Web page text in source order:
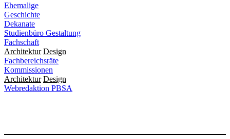
Ehemalige
Geschichte
Dekanate
Studienbüro Gestaltung
Fachschaft
Architektur Design
Fachbereichsräte
Kommissionen
Architektur Design
Webredaktion PBSA